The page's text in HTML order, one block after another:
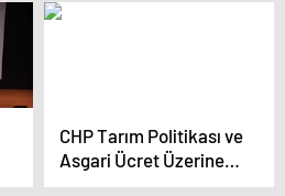
CHP Tarım Politikası ve
Asgari Ücret Üzerine
Açıklamalar